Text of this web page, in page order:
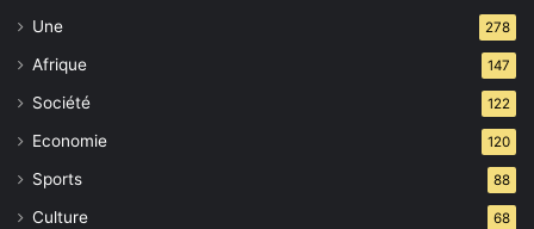
Gianni
Infantino ?
Une 278
Afrique 147
Société 122
Economie 120
Sports 88
Culture 68